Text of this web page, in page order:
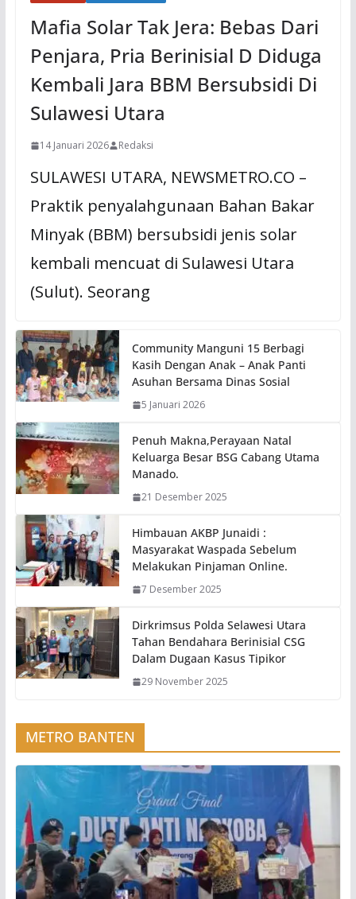
Mafia Solar Tak Jera: Bebas Dari
Penjara, Pria Berinisial D Diduga
Kembali Jara BBM Bersubsidi Di
Sulawesi Utara
14 Januari 2026 Redaksi
SULAWESI UTARA, NEWSMETRO.CO –
Praktik penyalahgunaan Bahan Bakar
Minyak (BBM) bersubsidi jenis solar
kembali mencuat di Sulawesi Utara
(Sulut). Seorang
Community Manguni 15 Berbagi
Kasih Dengan Anak – Anak Panti
Asuhan Bersama Dinas Sosial
5 Januari 2026
Penuh Makna,Perayaan Natal
Keluarga Besar BSG Cabang Utama
Manado.
21 Desember 2025
Himbauan AKBP Junaidi :
Masyarakat Waspada Sebelum
Melakukan Pinjaman Online.
7 Desember 2025
Dirkrimsus Polda Selawesi Utara
Tahan Bendahara Berinisial CSG
Dalam Dugaan Kasus Tipikor
29 November 2025
METRO BANTEN